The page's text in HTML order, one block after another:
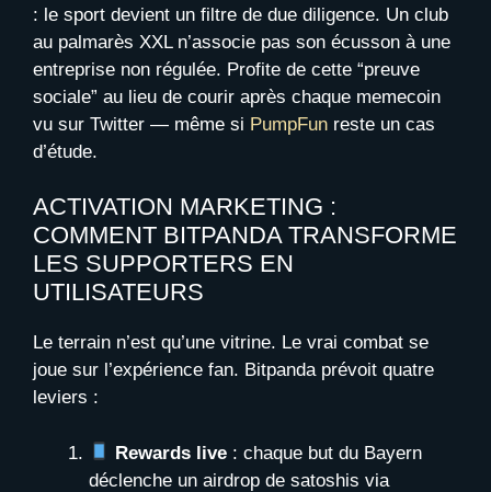
: le sport devient un filtre de due diligence. Un club
au palmarès XXL n’associe pas son écusson à une
entreprise non régulée. Profite de cette “preuve
sociale” au lieu de courir après chaque memecoin
vu sur Twitter — même si PumpFun reste un cas
d’étude.
ACTIVATION MARKETING :
COMMENT BITPANDA TRANSFORME
LES SUPPORTERS EN
UTILISATEURS
Le terrain n’est qu’une vitrine. Le vrai combat se
joue sur l’expérience fan. Bitpanda prévoit quatre
leviers :
Rewards live : chaque but du Bayern
déclenche un airdrop de satoshis via